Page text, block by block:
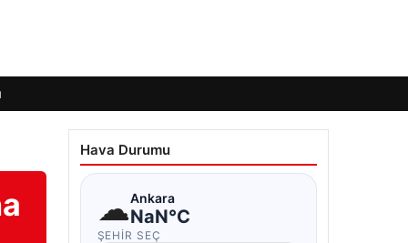
Hava Durumu
☁Ankara
NaN°C
ŞEHIR SEÇ